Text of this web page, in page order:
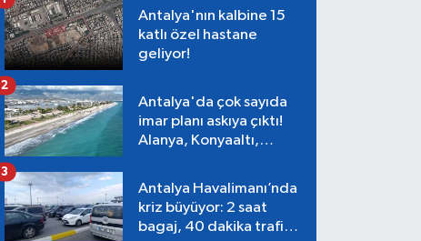
Antalya'nın kalbine 15
katlı özel hastane
geliyor!
Antalya'da çok sayıda
imar planı askıya çıktı!
Alanya, Konyaaltı,
2
Antalya Havalimanı’nda
kriz büyüyor: 2 saat
bagaj, 40 dakika trafik,
3